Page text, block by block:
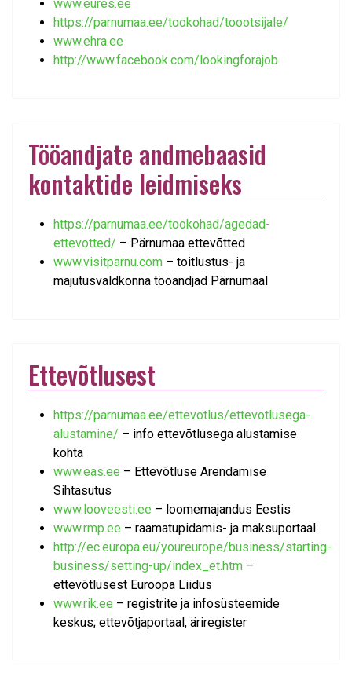
www.eures.ee
https://parnumaa.ee/tookohad/toootsijale/
www.ehra.ee
http://www.facebook.com/lookingforajob
Tööandjate andmebaasid
kontaktide leidmiseks
https://parnumaa.ee/tookohad/agedad-
ettevotted/ – Pärnumaa ettevõtted
www.visitparnu.com – toitlustus- ja
majutusvaldkonna tööandjad Pärnumaal
Ettevõtlusest
https://parnumaa.ee/ettevotlus/ettevotlusega-
alustamine/ – info ettevõtlusega alustamise
kohta
www.eas.ee – Ettevõtluse Arendamise
Sihtasutus
www.looveesti.ee – loomemajandus Eestis
www.rmp.ee – raamatupidamis- ja maksuportaal
http://ec.europa.eu/youreurope/business/starting-
business/setting-up/index_et.htm –
ettevõtlusest Euroopa Liidus
www.rik.ee – registrite ja infosüsteemide
keskus; ettevõtjaportaal, äriregister